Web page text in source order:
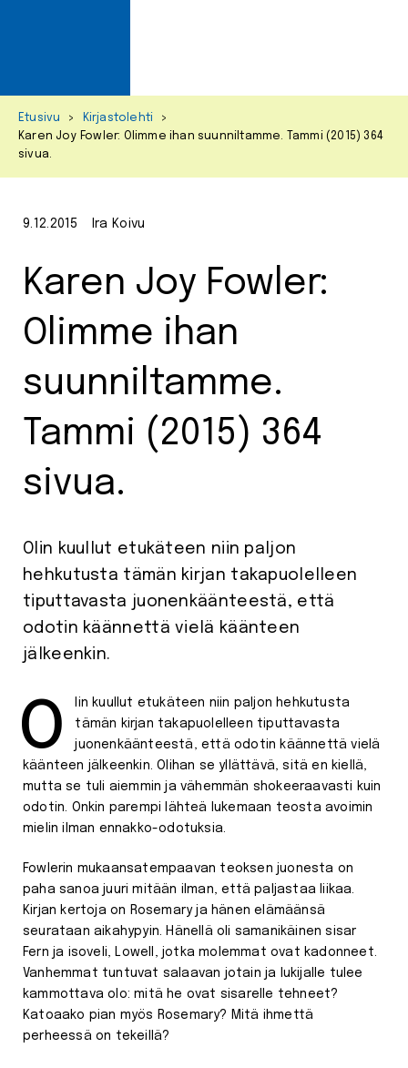
content
Etusivu > Kirjastolehti
>
Karen Joy Fowler: Olimme ihan suunniltamme. Tammi (2015) 364
sivua.
9.12.2015 Ira Koivu
Karen Joy Fowler:
Olimme ihan
suunniltamme.
Tammi (2015) 364
sivua.
Olin kuullut etukäteen niin paljon
hehkutusta tämän kirjan takapuolelleen
tiputtavasta juonenkäänteestä, että
odotin käännettä vielä käänteen
jälkeenkin.
Olin kuullut etukäteen niin paljon hehkutusta
tämän kirjan takapuolelleen tiputtavasta
juonenkäänteestä, että odotin käännettä vielä
käänteen jälkeenkin. Olihan se yllättävä, sitä en kiellä,
mutta se tuli aiemmin ja vähemmän shokeeraavasti kuin
odotin. Onkin parempi lähteä lukemaan teosta avoimin
mielin ilman ennakko-odotuksia.
Fowlerin mukaansatempaavan teoksen juonesta on
paha sanoa juuri mitään ilman, että paljastaa liikaa.
Kirjan kertoja on Rosemary ja hänen elämäänsä
seurataan aikahypyin. Hänellä oli samanikäinen sisar
Fern ja isoveli, Lowell, jotka molemmat ovat kadonneet.
Vanhemmat tuntuvat salaavan jotain ja lukijalle tulee
kammottava olo: mitä he ovat sisarelle tehneet?
Katoaako pian myös Rosemary? Mitä ihmettä
perheessä on tekeillä?